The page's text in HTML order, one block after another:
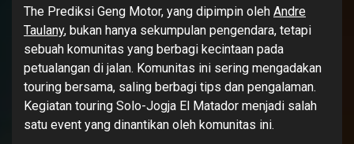
The Prediksi Geng Motor, yang dipimpin oleh Andre
Taulany, bukan hanya sekumpulan pengendara, tetapi
sebuah komunitas yang berbagi kecintaan pada
petualangan di jalan. Komunitas ini sering mengadakan
touring bersama, saling berbagi tips dan pengalaman.
Kegiatan touring Solo-Jogja El Matador menjadi salah
satu event yang dinantikan oleh komunitas ini.